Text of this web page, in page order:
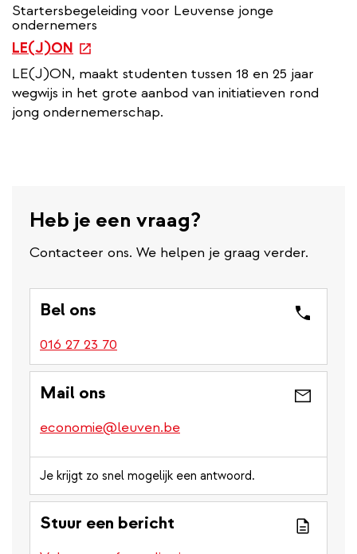
Startersbegeleiding voor Leuvense jonge
ondernemers
LE(J)ON
e
x
e
r
LE(J)ON, maakt studenten tussen 18 en 25 jaar
wegwijs in het grote aanbod van initiatieven rond
jong ondernemerschap.
Heb je een vraag?
Contacteer ons. We helpen je graag verder.
Bel ons
016 27 23 70
Mail ons
economie@leuven.be
Je krijgt zo snel mogelijk een antwoord.
Stuur een bericht